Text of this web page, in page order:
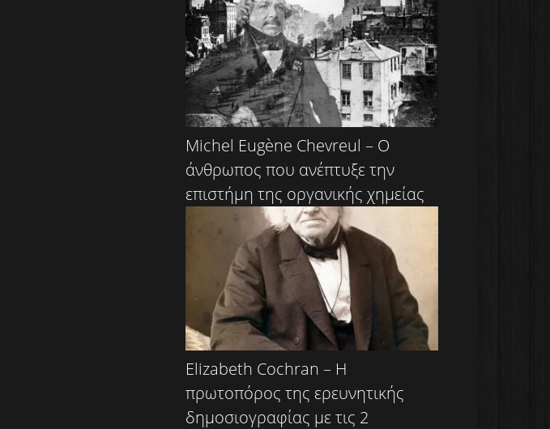
Michel Eugène Chevreul – Ο
άνθρωπος που ανέπτυξε την
επιστήμη της οργανικής χημείας
Elizabeth Cochran – Η
πρωτοπόρος της ερευνητικής
δημοσιογραφίας με τις 2